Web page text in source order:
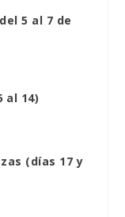
5 al 7 de
al 14)
(días 17 y